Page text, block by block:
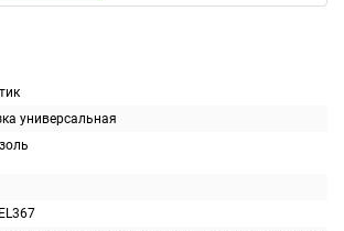
универсальная